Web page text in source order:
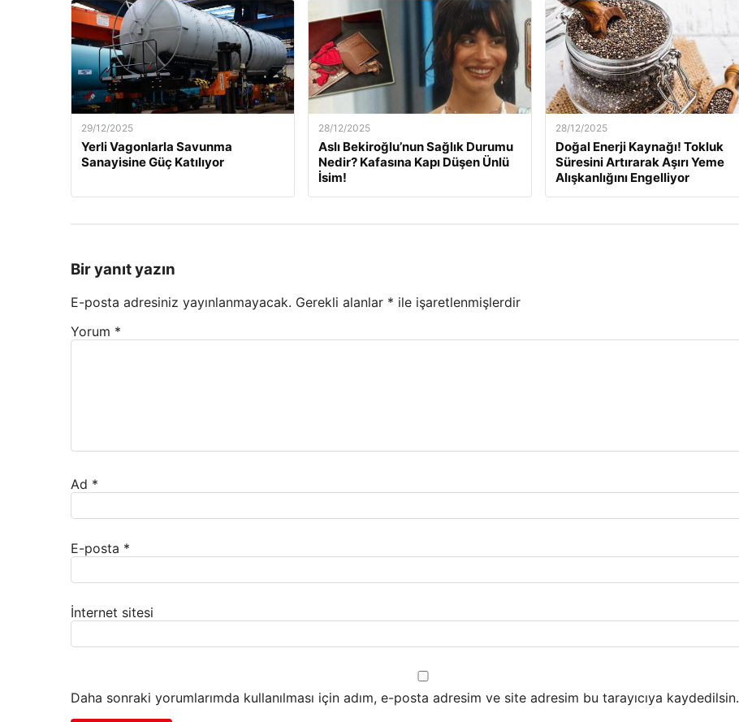
29/12/2025
Yerli Vagonlarla Savunma
Sanayisine Güç Katılıyor
28/12/2025
Aslı Bekiroğlu’nun Sağlık Durumu
Nedir? Kafasına Kapı Düşen Ünlü
İsim!
28/12/2025
Doğal Enerji Kaynağı! Tokluk
Süresini Artırarak Aşırı Yeme
Alışkanlığını Engelliyor
Bir yanıt yazın
E-posta adresiniz yayınlanmayacak. Gerekli alanlar * ile işaretlenmişlerdir
Yorum *
Ad *
E-posta *
İnternet sitesi
Daha sonraki yorumlarımda kullanılması için adım, e-posta adresim ve site adresim bu tarayıcıya kaydedilsin.